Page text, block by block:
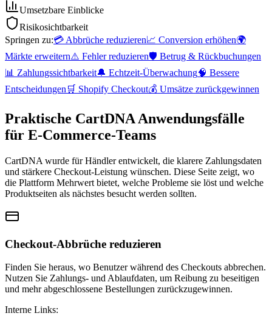
Umsetzbare Einblicke
Risikosichtbarkeit
Springen zu:💳 Abbrüche reduzieren📈 Conversion erhöhen🌍
Märkte erweitern⚠️ Fehler reduzieren🛡️ Betrug & Rückbuchungen
📊 Zahlungssichtbarkeit🔔 Echtzeit-Überwachung🧠 Bessere
Entscheidungen 🛒 Shopify Checkout💰 Umsätze zurückgewinnen
Praktische CartDNA Anwendungsfälle
für E-Commerce-Teams
CartDNA wurde für Händler entwickelt, die klarere Zahlungsdaten
und stärkere Checkout-Leistung wünschen. Diese Seite zeigt, wo
die Plattform Mehrwert bietet, welche Probleme sie löst und welche
Produktseiten als nächstes besucht werden sollten.
Checkout-Abbrüche reduzieren
Finden Sie heraus, wo Benutzer während des Checkouts abbrechen.
Nutzen Sie Zahlungs- und Ablaufdaten, um Reibung zu beseitigen
und mehr abgeschlossene Bestellungen zurückzugewinnen.
Interne Links: